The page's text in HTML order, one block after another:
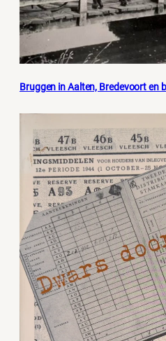
Bruggen in Aalten, Bredevoort en